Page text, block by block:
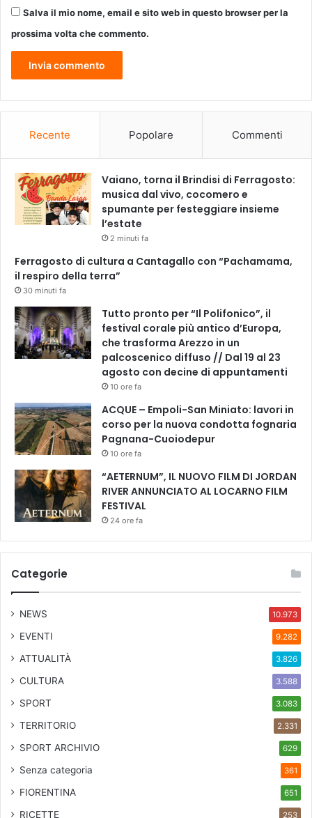
o
v
a
l
u
Salva il mio nome, email e sito web in questo browser per la
prossima volta che commento.
Recente Popolare Commenti
Vaiano, torna il Brindisi di Ferragosto:
musica dal vivo, cocomero e
spumante per festeggiare insieme
l’estate
2 minuti fa
Ferragosto di cultura a Cantagallo con “Pachamama,
il respiro della terra”
30 minuti fa
Tutto pronto per “Il Polifonico”, il
festival corale più antico d’Europa,
che trasforma Arezzo in un
palcoscenico diffuso // Dal 19 al 23
agosto con decine di appuntamenti
10 ore fa
ACQUE – Empoli-San Miniato: lavori in
corso per la nuova condotta fognaria
Pagnana-Cuoiodepur
10 ore fa
“AETERNUM”, IL NUOVO FILM DI JORDAN
RIVER ANNUNCIATO AL LOCARNO FILM
FESTIVAL
24 ore fa
Categorie
NEWS 10.973
EVENTI 9.282
ATTUALITÀ 3.826
CULTURA 3.588
SPORT 3.083
TERRITORIO 2.331
SPORT ARCHIVIO 629
Senza categoria 361
FIORENTINA 651
RICETTE 253